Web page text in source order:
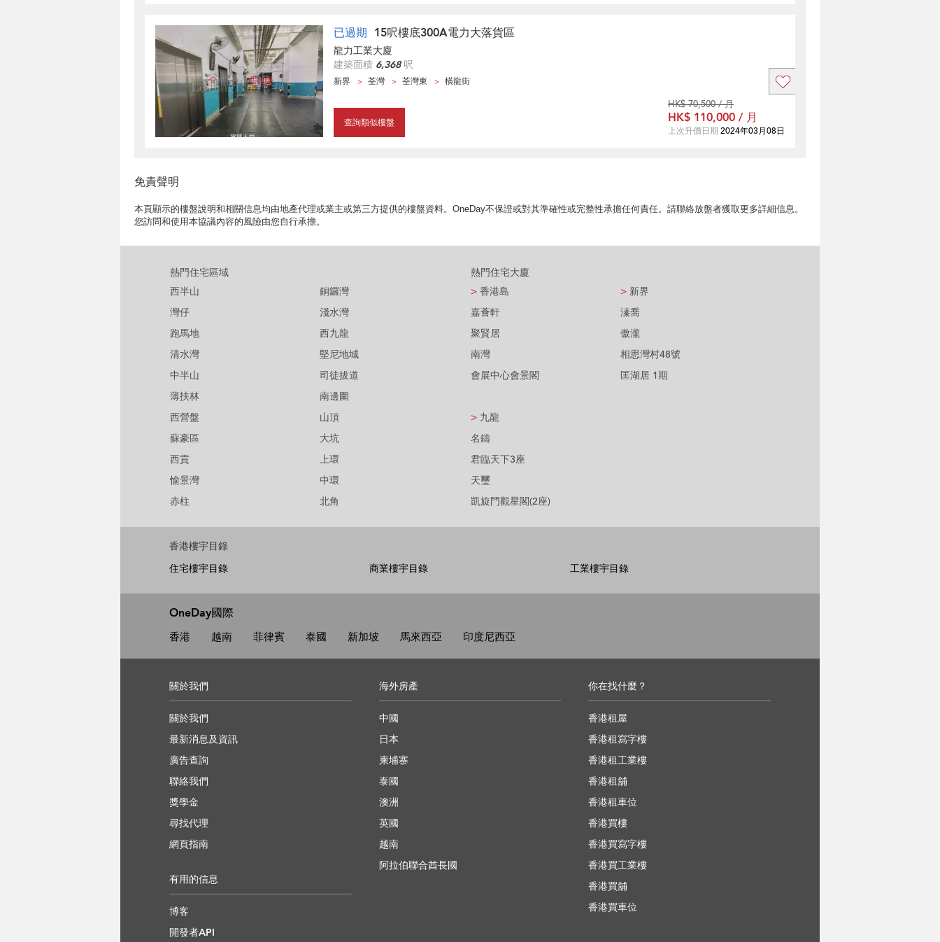
已過期 15呎樓底300A電力大落貨區
龍力工業大廈
建築面積 6,368呎
新界 荃灣 荃灣東 橫龍街
查詢類似樓盤
HK$ 70,500 / 月
HK$ 110,000 / 月
上次升價日期 2024年03月08日
免責聲明
本頁顯示的樓盤說明和相關信息均由地產代理或業主或第三方提供的樓盤資料。OneDay不保證或對其準確性或完整性承擔任何責任。請聯絡放盤者獲取更多詳細信息。
您訪問和使用本協議內容的風險由您自行承擔。
熱門住宅區域
西半山
灣仔
跑馬地
清水灣
中半山
薄扶林
西營盤
蘇豪區
西貢
愉景灣
赤柱
銅鑼灣
淺水灣
西九龍
堅尼地城
司徒拔道
南邊圍
山頂
大坑
上環
中環
北角
熱門住宅大廈
> 香港島
嘉薈軒
聚賢居
南灣
會展中心會景閣
> 九龍
名鑄
君臨天下3座
天璽
凱旋門觀星閣(2座)
> 新界
溱喬
傲瀧
相思灣村48號
匡湖居 1期
香港樓宇目錄
住宅樓宇目錄
商業樓宇目錄 工業樓宇目錄
OneDay國際
香港 越南 菲律賓 泰國 新加坡 馬來西亞 印度尼西亞
關於我們
關於我們
最新消息及資訊
廣告查詢
聯絡我們
獎學金
尋找代理
網頁指南
有用的信息
博客
開發者API
海外房產
中國
日本
柬埔寨
泰國
澳洲
英國
越南
阿拉伯聯合酋長國
你在找什麼？
香港租屋
香港租寫字樓
香港租工業樓
香港租舖
香港租車位
香港買樓
香港買寫字樓
香港買工業樓
香港買舖
香港買車位